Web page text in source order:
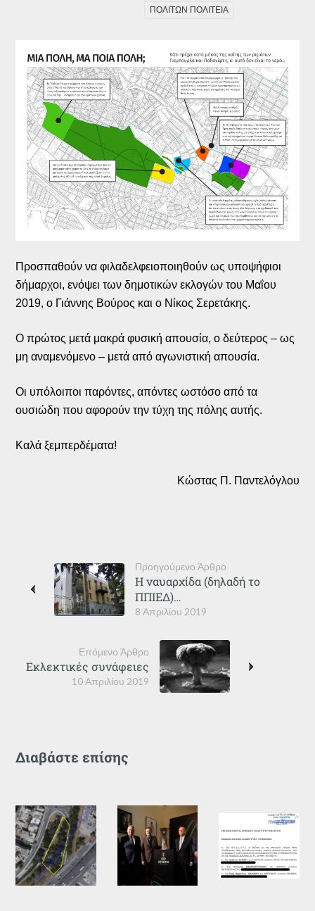
ΠΟΛΙΤΩΝ ΠΟΛΙΤΕΙΑ
Προσπαθούν να φιλαδελφειοποιηθούν ως υποψήφιοι
δήμαρχοι, ενόψει των δημοτικών εκλογών του Μαΐου
2019, ο Γιάννης Βούρος και ο Νίκος Σερετάκης.
Ο πρώτος μετά μακρά φυσική απουσία, ο δεύτερος – ως
μη αναμενόμενο – μετά από αγωνιστική απουσία.
Οι υπόλοιποι παρόντες, απόντες ωστόσο από τα
ουσιώδη που αφορούν την τύχη της πόλης αυτής.
Καλά ξεμπερδέματα!
Κώστας Π. Παντελόγλου
Προηγούμενο Άρθρο
8 Απριλίου 2019
Η ναυαρχίδα (δηλαδή το
ΠΠΙΕΔ)…
Επόμενο Άρθρο
10 Απριλίου 2019
Εκλεκτικές συνάφειες
Διαβάστε επίσης